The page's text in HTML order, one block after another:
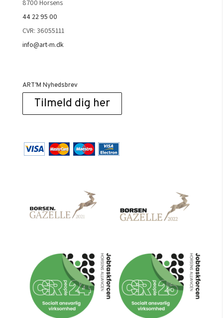
8700 Horsens
44 22 95 00
CVR: 36055111
info@art-m.dk
ART’M Nyhedsbrev
Tilmeld dig her